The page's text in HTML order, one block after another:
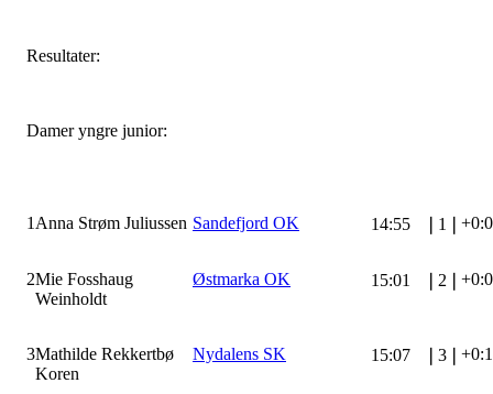
Resultater:
Damer yngre junior:
1 Anna Strøm Juliussen Sandefjord OK 14:55 1
2Mie Fosshaug
Weinholdt
Østmarka OK 15:01 2
3Mathilde Rekkertbø
Koren
Nydalens SK 15:07 3